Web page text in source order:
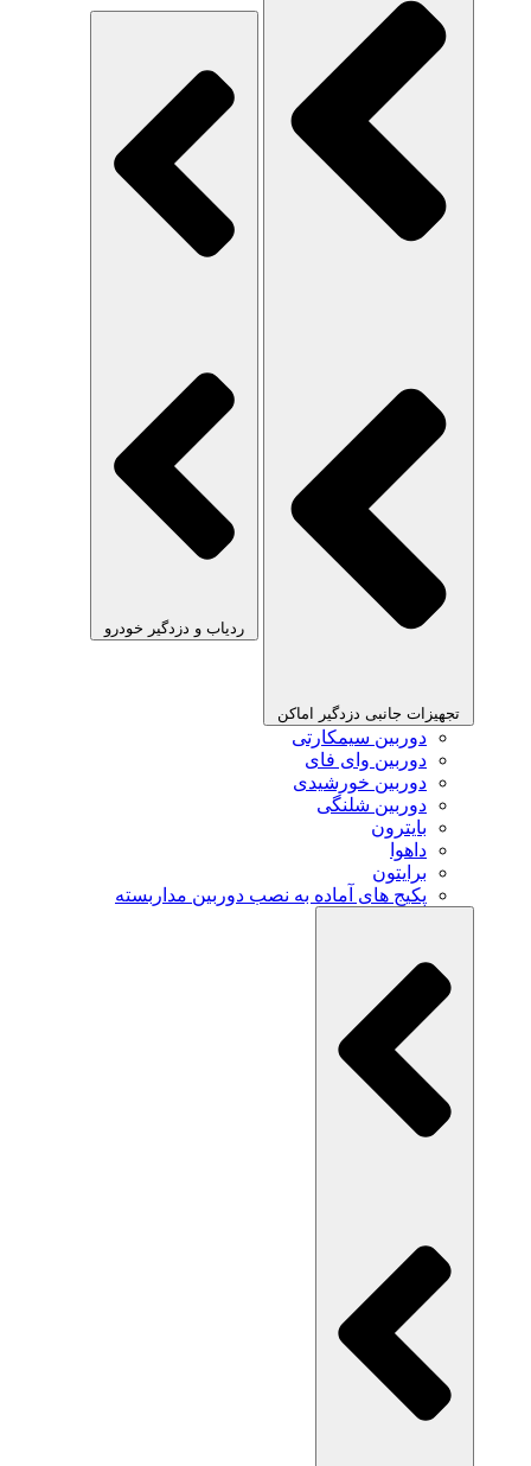
تجهیزات جانبی دزدگیر اماکن
ردیاب و دزدگیر خودرو
دوربین سیمکارتی
دوربین وای فای
دوربین خورشیدی
دوربین شلنگی
بایترون
داهوا
برایتون
پکیج های آماده به نصب دوربین مداربسته